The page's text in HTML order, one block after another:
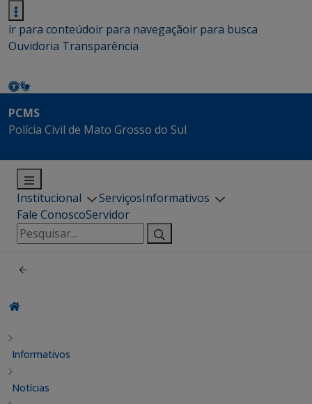
ir para conteúdoir para navegaçãoir para busca
Ouvidoria Transparência
PCMS
Polícia Civil de Mato Grosso do Sul
Institucional ServiçosInformativos
Fale ConoscoServidor
Pesquisar
por:
Informativos
Notícias